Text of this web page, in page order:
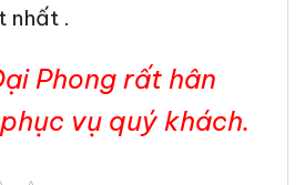
nhất .
Phong rất hân
vụ quý khách.